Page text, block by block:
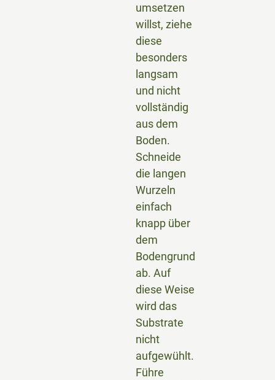
umsetzen
willst, ziehe
diese
besonders
langsam
und nicht
vollständig
aus dem
Boden.
Schneide
die langen
Wurzeln
einfach
knapp über
dem
Bodengrund
ab. Auf
diese Weise
wird das
Substrate
nicht
aufgewühlt.
Führe